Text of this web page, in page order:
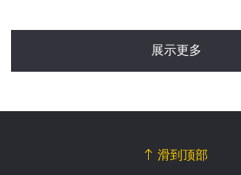
展示更多
滑到顶部